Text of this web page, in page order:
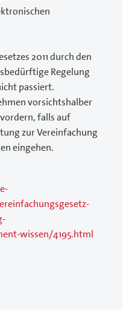
2011 durch den
Regelung
passiert.
vorsichtshalber
falls auf
zur Vereinfachung
eingehen.
wissen/4195.html